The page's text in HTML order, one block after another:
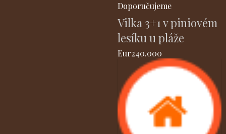
Doporučujeme
Vilka 3+1 v piniovém
lesíku u pláže
Eur240.000